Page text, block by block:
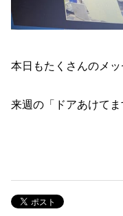
本日もたくさんのメ
来週の「ドアあけて